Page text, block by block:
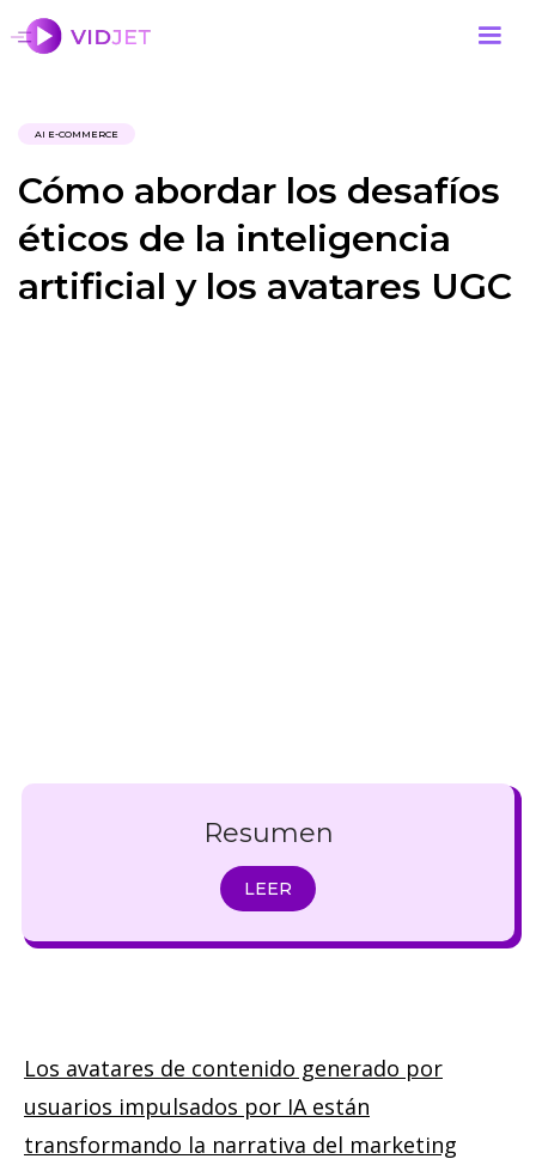
AI E-COMMERCE
Cómo abordar los desafíos
éticos de la inteligencia
artificial y los avatares UGC
Resumen
LEER
Los avatares de contenido generado por
usuarios impulsados por IA están
transformando la narrativa del marketing